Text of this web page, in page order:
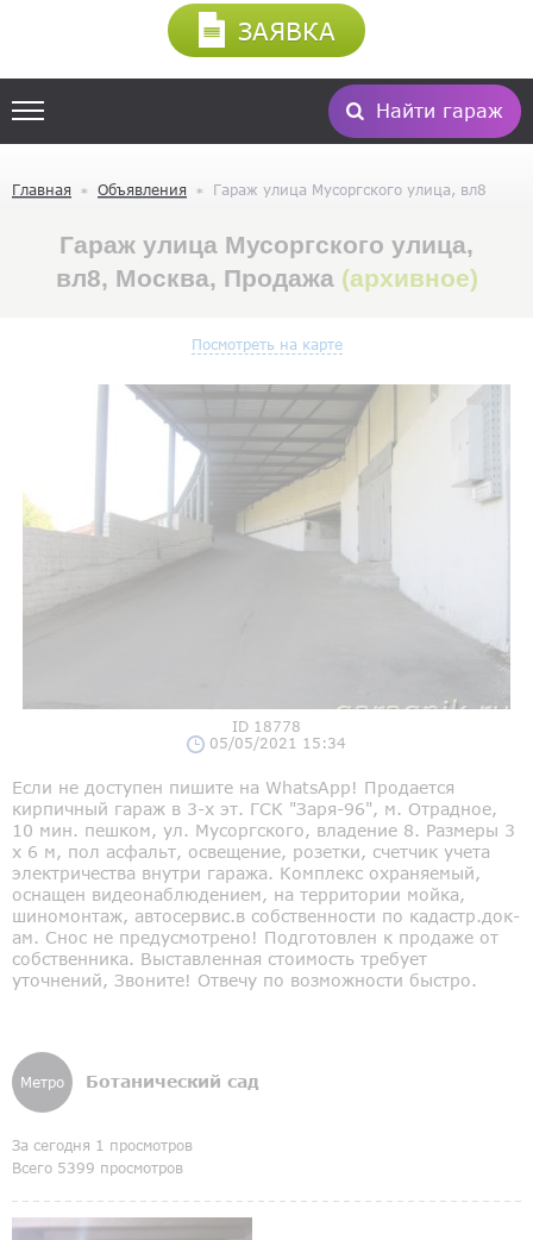
Найти гараж
ЗАЯВКА
Главная Объявления Гараж улица Мусоргского улица, вл8
Гараж улица Мусоргского улица,
вл8, Москва, Продажа (архивное)
Посмотреть на карте
ID 18778
05/05/2021 15:34
Если не доступен пишите на WhatsApp! Продается
кирпичный гараж в 3-х эт. ГСК "Заря-96", м. Отрадное,
10 мин. пешком, ул. Мусоргского, владение 8. Размеры 3
х 6 м, пол асфальт, освещение, розетки, счетчик учета
электричества внутри гаража. Комплекс охраняемый,
оснащен видеонаблюдением, на территории мойка,
шиномонтаж, автосервис.в собственности по кадастр.док-
ам. Снос не предусмотрено! Подготовлен к продаже от
собственника. Выставленная стоимость требует
уточнений, Звоните! Отвечу по возможности быстро.
Метро Ботанический сад
За сегодня 1 просмотров
Всего 5399 просмотров